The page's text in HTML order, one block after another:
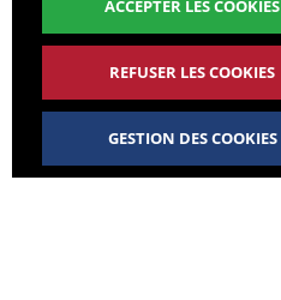
ACCEPTER LES COOKIES
REFUSER LES COOKIES
GESTION DES COOKIES